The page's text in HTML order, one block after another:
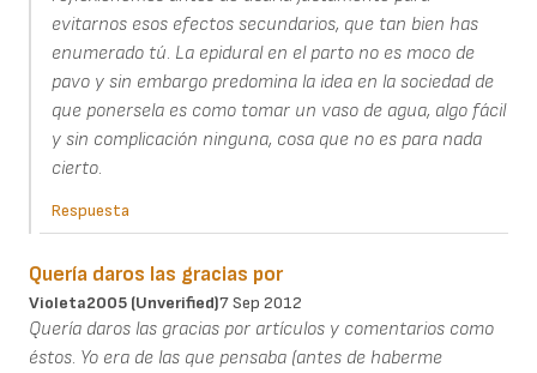
evitarnos esos efectos secundarios, que tan bien has
enumerado tú. La epidural en el parto no es moco de
pavo y sin embargo predomina la idea en la sociedad de
que ponersela es como tomar un vaso de agua, algo fácil
y sin complicación ninguna, cosa que no es para nada
cierto.
Respuesta
Quería daros las gracias por
Violeta2005 (unverified)7 Sep 2012
Quería daros las gracias por artículos y comentarios como
éstos. Yo era de las que pensaba (antes de haberme